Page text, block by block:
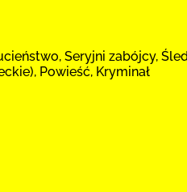
Seryjni zabójcy,
Powieść, Kryminał